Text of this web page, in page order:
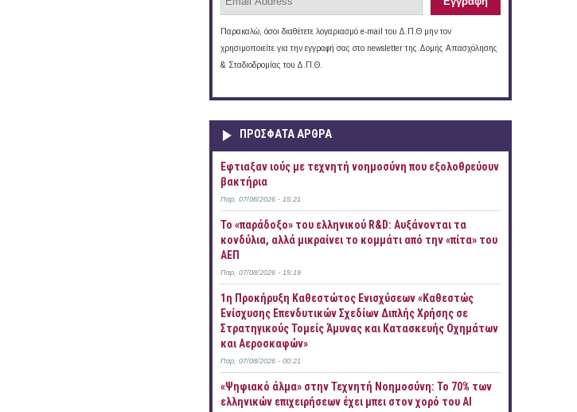
Παρακαλώ, όσοι διαθέτετε λογαριασμό e-mail του Δ.Π.Θ μην τον
χρησιμοποιείτε για την εγγραφή σας στο newsletter της Δομής Απασχόλησης
& Σταδιοδρομίας του Δ.Π.Θ.
ΠΡOΣΦΑΤΑ AΡΘΡΑ
Έφτιαξαν ιούς με τεχνητή νοημοσύνη που εξολοθρεύουν
βακτήρια
Παρ, 07/08/2026 - 15:21
Το «παράδοξο» του ελληνικού R&D: Αυξάνονται τα
κονδύλια, αλλά μικραίνει το κομμάτι από την «πίτα» του
ΑΕΠ
Παρ, 07/08/2026 - 15:19
1η Προκήρυξη Καθεστώτος Ενισχύσεων «Καθεστώς
Ενίσχυσης Επενδυτικών Σχεδίων Διπλής Χρήσης σε
Στρατηγικούς Τομείς Άμυνας και Κατασκευής Οχημάτων
και Αεροσκαφών»
Παρ, 07/08/2026 - 00:21
«Ψηφιακό άλμα» στην Τεχνητή Νοημοσύνη: Το 70% των
ελληνικών επιχειρήσεων έχει μπει στον χορό του AI